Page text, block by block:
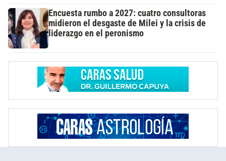
Encuesta rumbo a 2027: cuatro consultoras
midieron el desgaste de Milei y la crisis de
liderazgo en el peronismo